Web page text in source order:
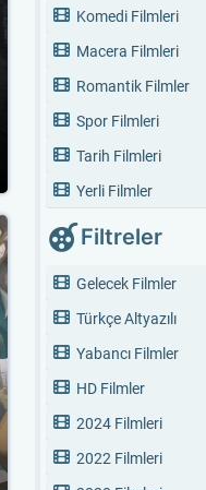
Komedi Filmleri
Macera Filmleri
Romantik Filmler
Spor Filmleri
Tarih Filmleri
Yerli Filmler
Filtreler
Gelecek Filmler
Türkçe Altyazılı
Yabancı Filmler
HD Filmler
2024 Filmleri
2022 Filmleri